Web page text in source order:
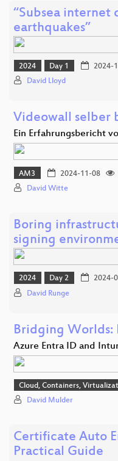
“Subsea internet
earthquakes”
2024 Day 1 2024-
David Lloyd
Videowall selber
Ein Erfahrungsbericht
AM3 2024-11-08
David Witte
Boring
signing
2024 Day 2 2024-
David Runge
Bridging Worlds:
Azure Entra ID and
Cloud, Containers,
David Mulder
Certificate Auto
Practical Guide